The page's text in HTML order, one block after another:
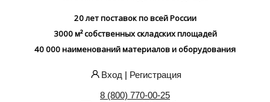
20 лет поставок по всей России
3000 м² собственных складских площадей
40 000 наименований материалов и оборудования
Вход | Регистрация
8 (800) 770-00-25